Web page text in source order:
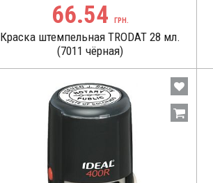
66.54 ГРН.
Краска штемпельная TRODAT 28 мл.
(7011 чёрная)